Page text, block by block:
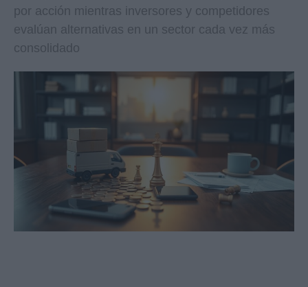
por acción mientras inversores y competidores
evalúan alternativas en un sector cada vez más
consolidado